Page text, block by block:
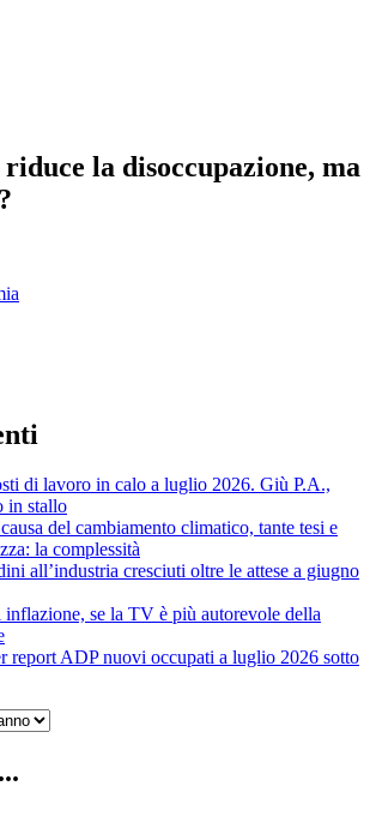
la disoccupazione, ma
di lavoro in calo a luglio 2026. Giù P.A.,
in stallo
del cambiamento climatico, tante tesi e
la complessità
all’industria cresciuti oltre le attese a giugno
inflazione, se la TV è più autorevole della
report ADP nuovi occupati a luglio 2026 sotto